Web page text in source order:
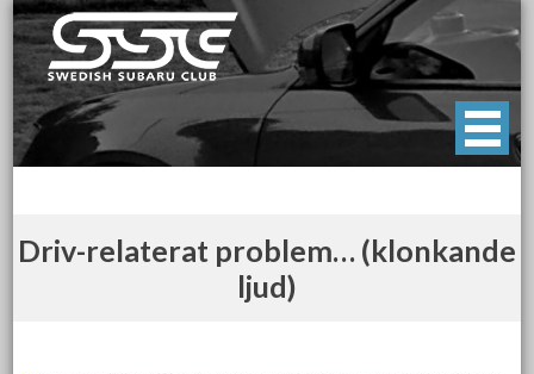
Skip
to
content
Swedish Subaru Club
För oss som älskar Subaru!
Driv-relaterat problem… (klonkande
ljud)